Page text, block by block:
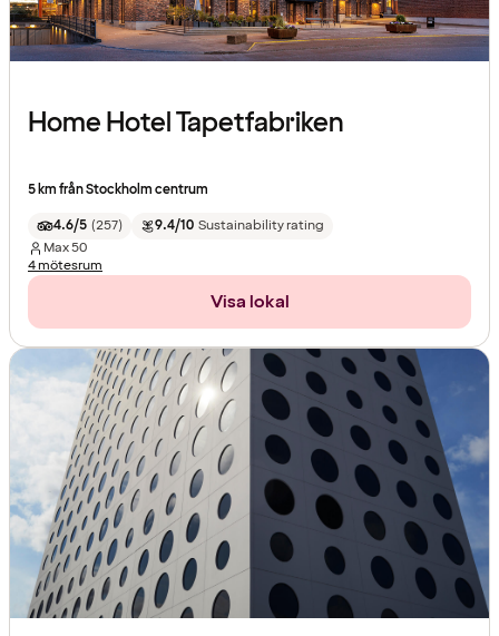
Home Hotel Tapetfabriken
5 km från Stockholm centrum
4.6/5 (257) 9.4/10 Sustainability rating
Max50
4 mötesrum
Visa lokal